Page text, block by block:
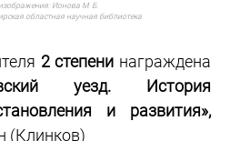
Ионова М. Б.
областная научная библиотека
2 степени награждена
уезд. История
и развития»,
(Клинков)